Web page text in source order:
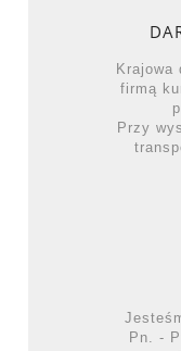
Krajowa
firmą
Przy
Pn. -